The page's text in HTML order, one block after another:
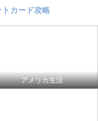
アメリカ生活